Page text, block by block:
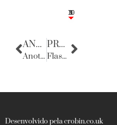
5
1
1
3
10
ANTERIOR
Anotações do Cotidiano
PRÓXIMA
Flashes
Desenvolvido pela crobin.co.uk